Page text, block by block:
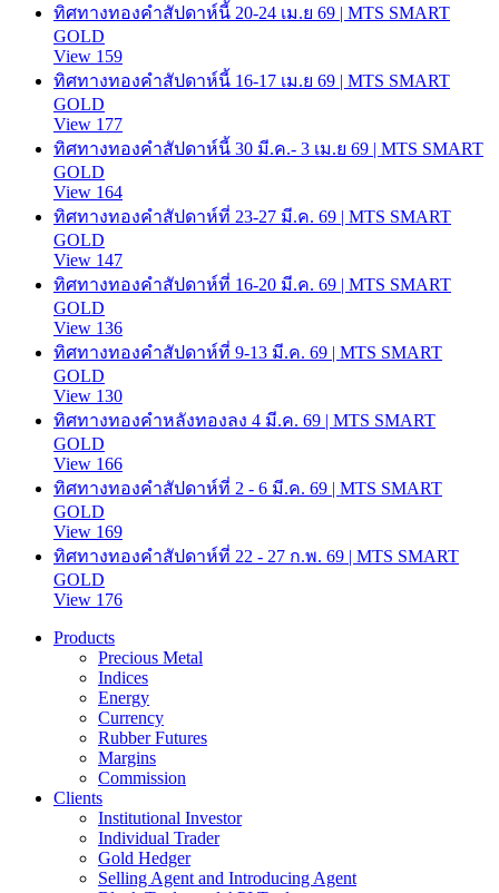
ทิศทางทองคำสัปดาห์นี้ 20-24 เม.ย 69 | MTS SMART
GOLD
View 159
ทิศทางทองคำสัปดาห์นี้ 16-17 เม.ย 69 | MTS SMART
GOLD
View 177
ทิศทางทองคำสัปดาห์นี้ 30 มี.ค.- 3 เม.ย 69 | MTS SMART
GOLD
View 164
ทิศทางทองคำสัปดาห์ที่ 23-27 มี.ค. 69 | MTS SMART
GOLD
View 147
ทิศทางทองคำสัปดาห์ที่ 16-20 มี.ค. 69 | MTS SMART
GOLD
View 136
ทิศทางทองคำสัปดาห์ที่ 9-13 มี.ค. 69 | MTS SMART
GOLD
View 130
ทิศทางทองคำหลังทองลง 4 มี.ค. 69 | MTS SMART
GOLD
View 166
ทิศทางทองคำสัปดาห์ที่ 2 - 6 มี.ค. 69 | MTS SMART
GOLD
View 169
ทิศทางทองคำสัปดาห์ที่ 22 - 27 ก.พ. 69 | MTS SMART
GOLD
View 176
Products
Precious Metal
Indices
Energy
Currency
Rubber Futures
Margins
Commission
Clients
Institutional Investor
Individual Trader
Gold Hedger
Selling Agent and Introducing Agent